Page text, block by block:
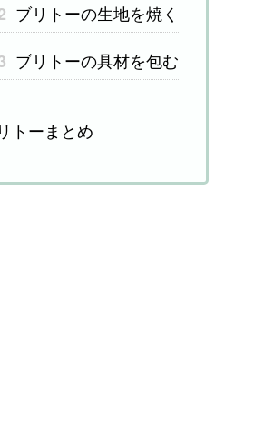
ブリトーの生地を焼く
ブリトーの具材を包む
トーまとめ